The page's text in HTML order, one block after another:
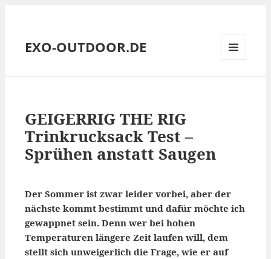
EXO-OUTDOOR.DE
GEIGERRIG THE RIG
Trinkrucksack Test –
Sprühen anstatt Saugen
Der Sommer ist zwar leider vorbei, aber der
nächste kommt bestimmt und dafür möchte ich
gewappnet sein. Denn wer bei hohen
Temperaturen längere Zeit laufen will, dem
stellt sich unweigerlich die Frage, wie er auf